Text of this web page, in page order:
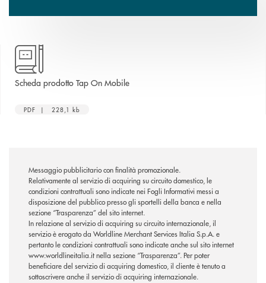
Scheda prodotto Tap On Mobileapre una nuova finestra
PDF | 228,1 kb
Messaggio pubblicitario con finalità promozionale.
Relativamente al servizio di acquiring su circuito domestico, le
condizioni contrattuali sono indicate nei Fogli Informativi messi a
disposizione del pubblico presso gli sportelli della banca e nella
sezione “Trasparenza” del sito internet.
In relazione al servizio di acquiring su circuito internazionale, il
servizio è erogato da Worldline Merchant Services Italia S.p.A. e
pertanto le condizioni contrattuali sono indicate anche sul sito internet
www.worldlineitalia.it nella sezione “Trasparenza”. Per poter
beneficiare del servizio di acquiring domestico, il cliente è tenuto a
sottoscrivere anche il servizio di acquiring internazionale.